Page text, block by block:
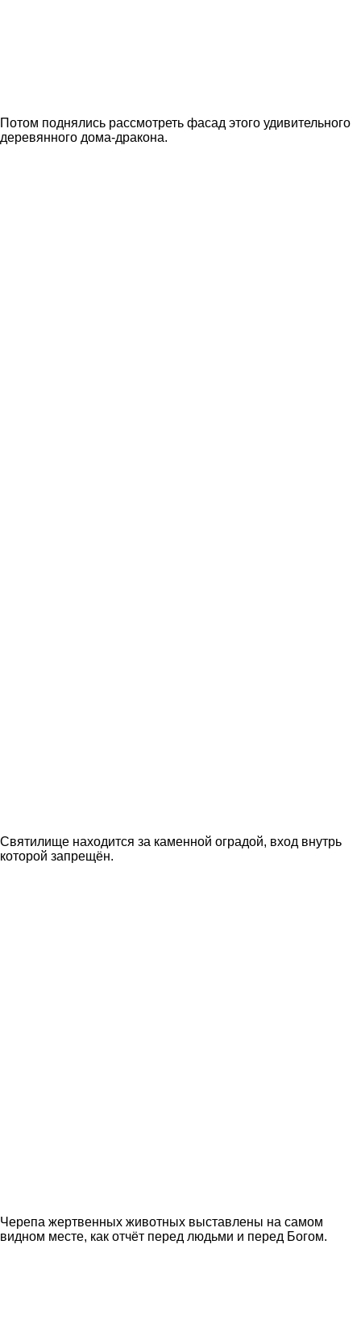
Потом поднялись рассмотреть фасад этого удивительного
деревянного дома-дракона.
Святилище находится за каменной оградой, вход внутрь
которой запрещён.
Черепа жертвенных животных выставлены на самом
видном месте, как отчёт перед людьми и перед Богом.